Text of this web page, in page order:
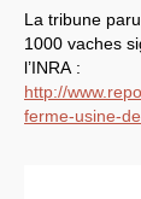
CA
CAP
CAP
La tribune
1000 vaches
l’INRA :
http://
ferme-usine-